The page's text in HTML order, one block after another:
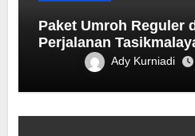
Paket Umroh Reguler
Perjalanan
Ady Kurniadi